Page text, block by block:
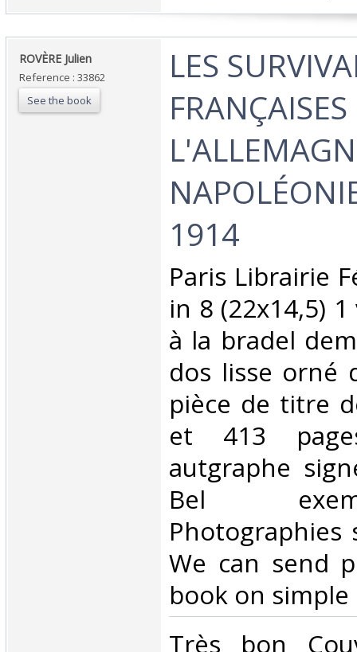
‎ROVÈRE Julien ‎
Reference : 33862
See the book
‎LES
1914 ‎
‎Paris Librairie
in 8 (22x14,5)
à la bradel
dos lisse orné
pièce de titre
et 413
autgraphe
Bel
Photographies
We can send
book on simple
‎Très bon